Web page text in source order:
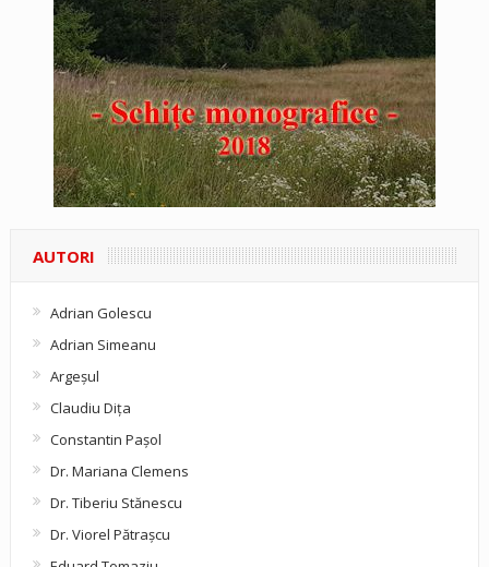
AUTORI
Adrian Golescu
Adrian Simeanu
Argeşul
Claudiu Diţa
Constantin Pașol
Dr. Mariana Clemens
Dr. Tiberiu Stănescu
Dr. Viorel Pătraşcu